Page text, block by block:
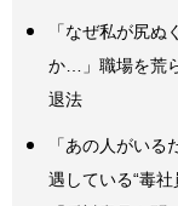
「なぜ私が尻
か…」職場を荒
退法
「あの人がい
遇している“毒